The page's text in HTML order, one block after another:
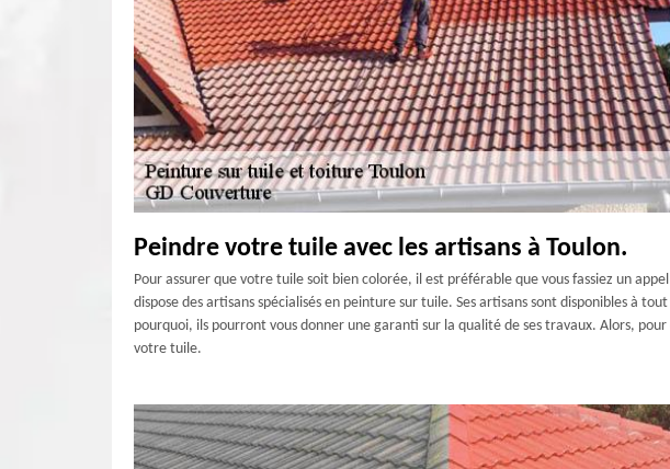
Peindre votre tuile avec les artisans à Toulon.
Pour assurer que votre tuile soit bien colorée, il est préférable que vous fassiez un
dispose des artisans spécialisés en peinture sur tuile. Ses artisans sont disponibles à
pourquoi, ils pourront vous donner une garanti sur la qualité de ses travaux. Alors,
votre tuile.